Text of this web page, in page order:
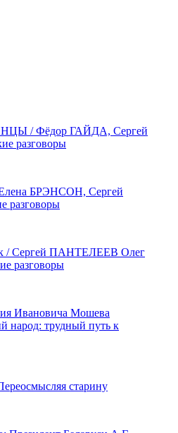
/ Фёдор ГАЙДА, Сергей
разговоры
БРЭНСОН, Сергей
разговоры
/ Сергей ПАНТЕЛЕЕВ Олег
разговоры
Ивановича Мошева
народ: трудный путь к
старину